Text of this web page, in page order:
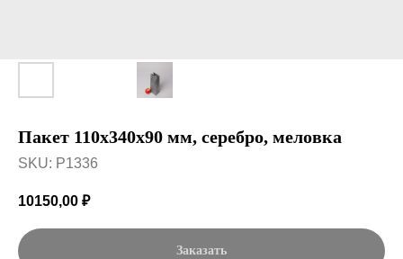
Пакет 110x340x90 мм, серебро, меловка
SKU: P1336
10150,00 ₽
Заказать